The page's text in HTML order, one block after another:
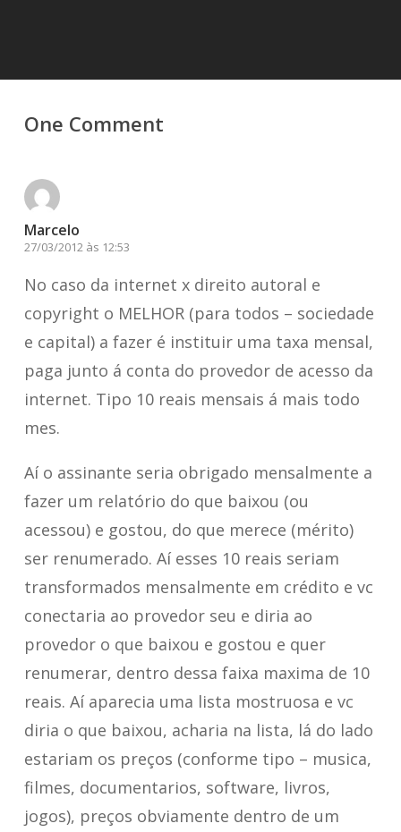
One Comment
Marcelo
27/03/2012 às 12:53
No caso da internet x direito autoral e
copyright o MELHOR (para todos – sociedade
e capital) a fazer é instituir uma taxa mensal,
paga junto á conta do provedor de acesso da
internet. Tipo 10 reais mensais á mais todo
mes.
Aí o assinante seria obrigado mensalmente a
fazer um relatório do que baixou (ou
acessou) e gostou, do que merece (mérito)
ser renumerado. Aí esses 10 reais seriam
transformados mensalmente em crédito e vc
conectaria ao provedor seu e diria ao
provedor o que baixou e gostou e quer
renumerar, dentro dessa faixa maxima de 10
reais. Aí aparecia uma lista mostruosa e vc
diria o que baixou, acharia na lista, lá do lado
estariam os preços (conforme tipo – musica,
filmes, documentarios, software, livros,
jogos), preços obviamente dentro de um